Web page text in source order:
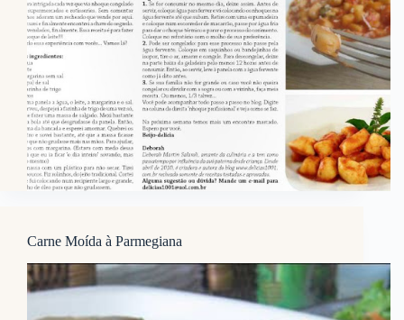
Carne Moída à Parmegiana